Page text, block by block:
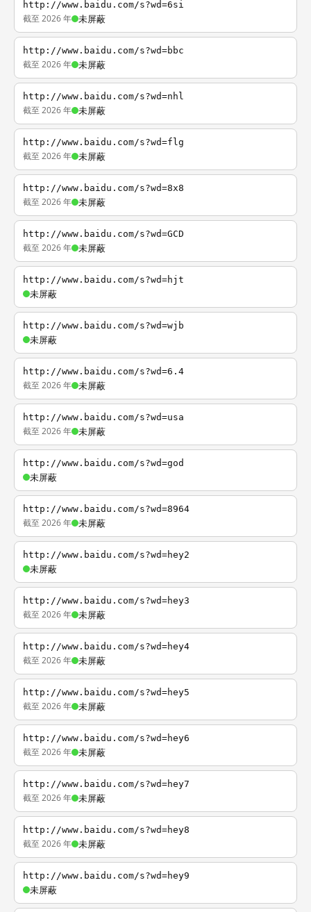
http://www.baidu.com/s?wd=6si
截至 2026 年 未屏蔽
http://www.baidu.com/s?wd=bbc
截至 2026 年 未屏蔽
http://www.baidu.com/s?wd=nhl
截至 2026 年 未屏蔽
http://www.baidu.com/s?wd=flg
截至 2026 年 未屏蔽
http://www.baidu.com/s?wd=8x8
截至 2026 年 未屏蔽
http://www.baidu.com/s?wd=GCD
截至 2026 年 未屏蔽
http://www.baidu.com/s?wd=hjt
未屏蔽
http://www.baidu.com/s?wd=wjb
未屏蔽
http://www.baidu.com/s?wd=6.4
截至 2026 年 未屏蔽
http://www.baidu.com/s?wd=usa
截至 2026 年 未屏蔽
http://www.baidu.com/s?wd=god
未屏蔽
http://www.baidu.com/s?wd=8964
截至 2026 年 未屏蔽
http://www.baidu.com/s?wd=hey2
未屏蔽
http://www.baidu.com/s?wd=hey3
截至 2026 年 未屏蔽
http://www.baidu.com/s?wd=hey4
截至 2026 年 未屏蔽
http://www.baidu.com/s?wd=hey5
截至 2026 年 未屏蔽
http://www.baidu.com/s?wd=hey6
截至 2026 年 未屏蔽
http://www.baidu.com/s?wd=hey7
截至 2026 年 未屏蔽
http://www.baidu.com/s?wd=hey8
截至 2026 年 未屏蔽
http://www.baidu.com/s?wd=hey9
未屏蔽